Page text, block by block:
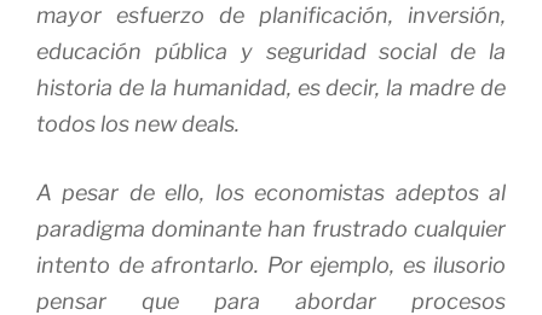
mayor esfuerzo de planificación, inversión,
educación pública y seguridad social de la
historia de la humanidad, es decir, la madre de
todos los new deals.
A pesar de ello, los economistas adeptos al
paradigma dominante han frustrado cualquier
intento de afrontarlo. Por ejemplo, es ilusorio
pensar que para abordar procesos